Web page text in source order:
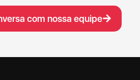
com nossa equipe